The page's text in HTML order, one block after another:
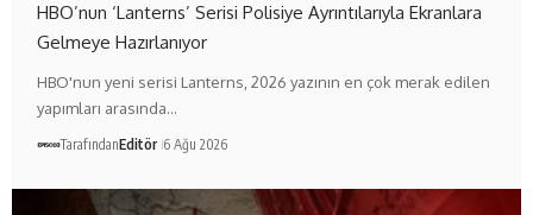
HBO’nun ‘Lanterns’ Serisi Polisiye Ayrıntılarıyla Ekranlara
Gelmeye Hazırlanıyor
HBO'nun yeni serisi Lanterns, 2026 yazının en çok merak edilen
yapımları arasında…
TarafındanEditör 6 Ağu 2026